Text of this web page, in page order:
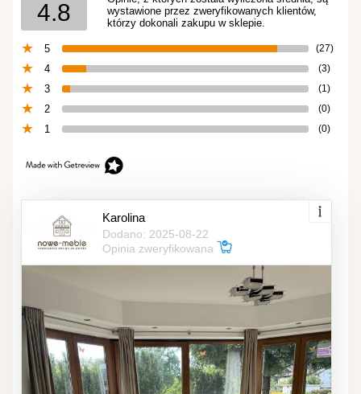
4.8
wystawione przez zweryfikowanych klientów,
którzy dokonali zakupu w sklepie.
5 (27)
4 (3)
3 (1)
2 (0)
1 (0)
Karolina
Dodano: 2025-08-22
Opinia zweryfikowana